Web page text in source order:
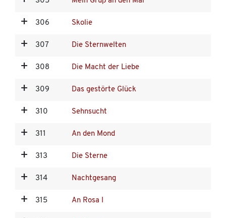
306 Skolie
307 Die Sternwelten
308 Die Macht der Liebe
309 Das gestörte Glück
310 Sehnsucht
311 An den Mond
313 Die Sterne
314 Nachtgesang
315 An Rosa I